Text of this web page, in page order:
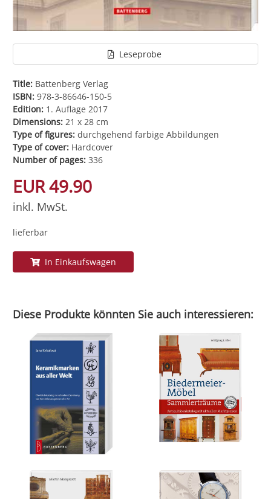
Leseprobe
Title: Battenberg Verlag
ISBN: 978-3-86646-150-5
Edition: 1. Auflage 2017
Dimensions: 21 x 28 cm
Type of figures: durchgehend farbige Abbildungen
Type of cover: Hardcover
Number of pages: 336
EUR 49.90
inkl. MwSt.
lieferbar
In Einkaufswagen
Diese Produkte könnten Sie auch interessieren: